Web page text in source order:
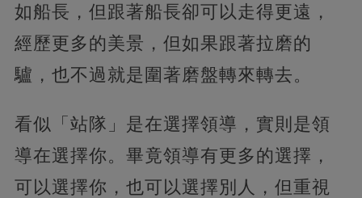
如船長，但跟著船長卻可以走得更遠，
經歷更多的美景，但如果跟著拉磨的
驢，也不過就是圍著磨盤轉來轉去。
看似「站隊」是在選擇領導，實則是領
導在選擇你。畢竟領導有更多的選擇，
可以選擇你，也可以選擇別人，但重視